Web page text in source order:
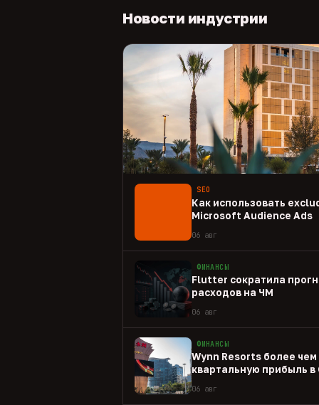
Новости индустрии
SEO
Как использовать
Microsoft Audience Ads
06 авг
ФИНАНСЫ
Flutter сократила
расходов на ЧМ
06 авг
ФИНАНСЫ
Wynn Resorts более
квартальную прибыль в
06 авг